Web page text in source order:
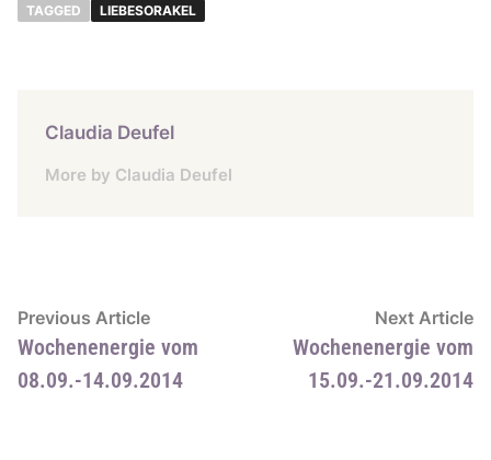
TAGGED LIEBESORAKEL
Claudia Deufel
More by Claudia Deufel
Beitragsnavigation
Previous ArticlePrevious
article:
Wochenenergie vom
08.09.-14.09.2014
Next Article
Wochenenergie vom
15.09.-21.09.2014